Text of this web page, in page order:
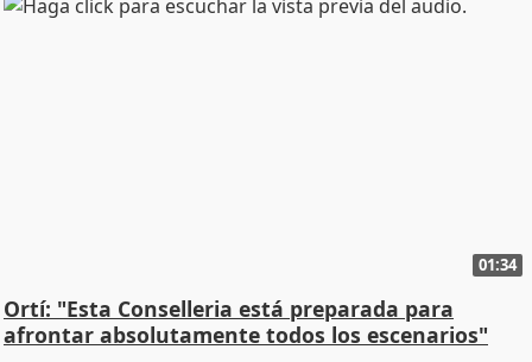
01:34
Ortí: "Esta Conselleria está preparada para
afrontar absolutamente todos los escenarios"